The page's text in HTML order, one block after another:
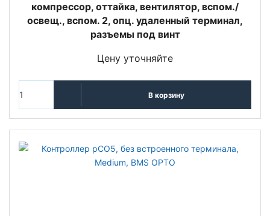
компрессор, оттайка, вентилятор, вспом./
освещ., вспом. 2, опц. удаленный терминал,
разъемы под винт
Цену уточняйте
В корзину